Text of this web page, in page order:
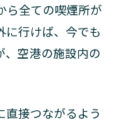
ら全ての喫煙所が
に行けば、今でも
、空港の施設内の
直接つながるよう